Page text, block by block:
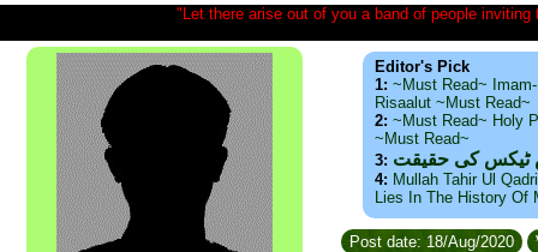
"Let there arise out of you a band of people
Editor's Pick
1: ~Must Read~
Risaalut ~Must Read~
2: ~Must Read~ Holy
~Must Read~
3: ٹیکس کی حقیقت
4: Mullah Tahir Ul
Lies In The History Of
Post date: 18/Aug/2020